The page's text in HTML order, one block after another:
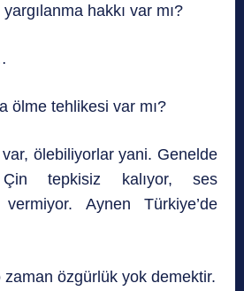
hakkı var mı?
ölme tehlikesi var mı?
ölebiliyorlar yani. Genelde
tepkisiz kalıyor, ses
vermiyor. Aynen Türkiye’de
zaman özgürlük yok demektir.